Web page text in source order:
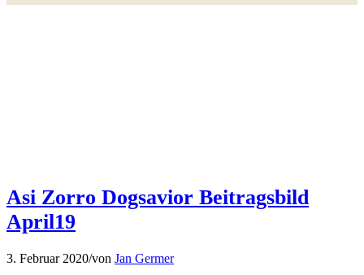
Asi Zorro Dogsavior Beitragsbild
April19
3. Februar 2020/von Jan Germer